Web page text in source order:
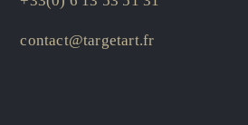
contact@targetart.fr